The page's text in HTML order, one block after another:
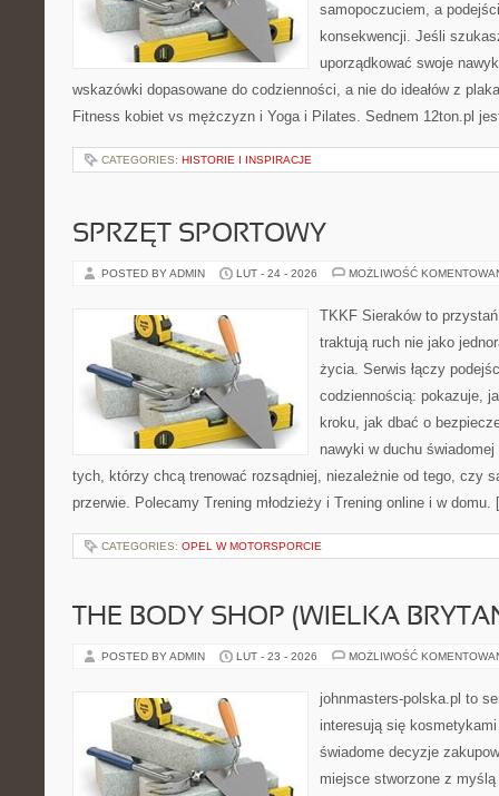
samopoczuciem, a
konsekwencji. Jeśli
uporządkować swoje
wskazówki dopasowane do codzienności, a nie do ideałów z
Fitness kobiet vs mężczyzn i Yoga i Pilates. Sednem 12ton.pl
CATEGORIES: HISTORIE I INSPIRACJE
SPRZĘT SPORTOWY
POSTED BY ADMIN LUT - 24 - 2026 MOŻLIWOŚĆ
TKKF Sieraków to
traktują ruch nie jako
życia. Serwis łączy
codziennością: pokazuje,
kroku, jak dbać o
nawyki w duchu
tych, którzy chcą trenować rozsądniej, niezależnie od tego, czy
przerwie. Polecamy Trening młodzieży i Trening online i w
CATEGORIES: OPEL W MOTORSPORCIE
THE BODY SHOP (WIELKA
POSTED BY ADMIN LUT - 23 - 2026 MOŻLIWOŚĆ
johnmasters-polska.pl to
interesują się
świadome decyzje
miejsce stworzone z